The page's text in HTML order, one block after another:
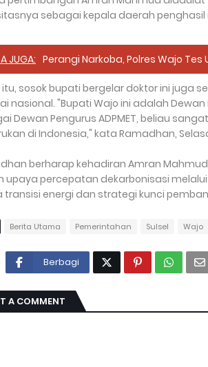
sebagai kepala daerah penghasil
JUGA: Perangi Narkoba, Polres Wajo Tes
itu, sosok bupati bergelar doktor ini juga
nasional. "Bupati Wajo ini adalah Dewan
Dewan Pengurus ADPMET, beliau
di Indonesia," kata Ramadhan, Selasa
berharap kehadiran Amran
upaya percepatan dekarbonisasi
transisi energi dan strategi kunci
Berita Utama Pemerintahan Sulsel Wajo
Berbagi
A COMMENT